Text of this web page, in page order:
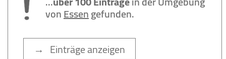
vonEssengefunden.
→ Einträge anzeigen